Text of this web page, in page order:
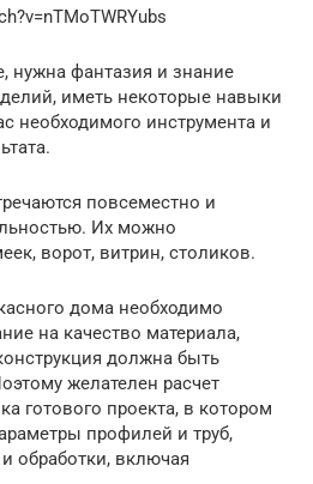
нужна фантазия и знание
иметь некоторые навыки
необходимого инструмента и
повсеместно и
Их можно
ворот, витрин, столиков.
дома необходимо
на качество материала,
должна быть
желателен расчет
готового проекта, в котором
профилей и труб,
обработки, включая